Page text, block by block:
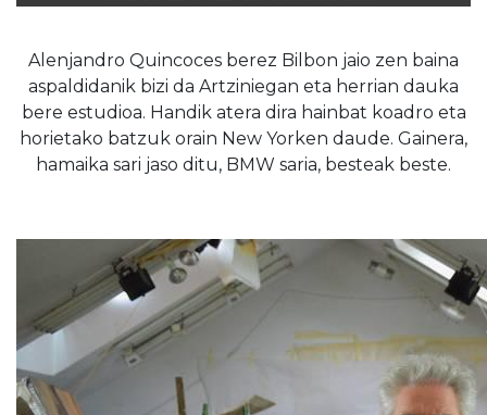
Alenjandro Quincoces berez Bilbon jaio zen baina
aspaldidanik bizi da Artziniegan eta herrian dauka
bere estudioa. Handik atera dira hainbat koadro eta
horietako batzuk orain New Yorken daude. Gainera,
hamaika sari jaso ditu, BMW saria, besteak beste.